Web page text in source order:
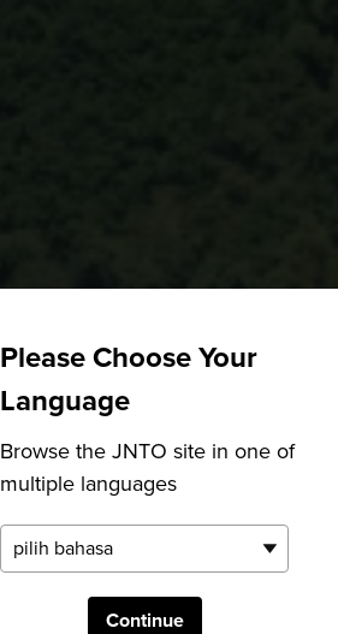
Please Choose Your
Language
Browse the JNTO site in one of
multiple languages
Continue